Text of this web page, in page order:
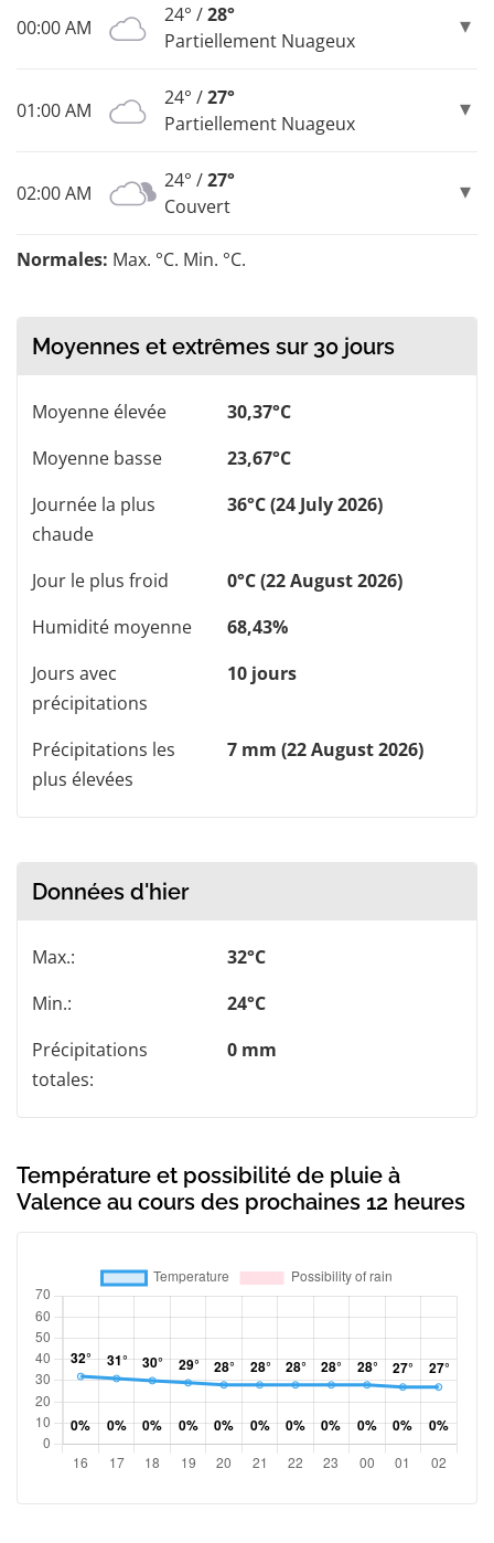
00:00 AM
24° /28°
Partiellement Nuageux
01:00 AM
24° /27°
Partiellement Nuageux
02:00 AM
24° /27°
Couvert
Normales: Max. °C. Min. °C.
Moyennes et extrêmes sur 30 jours
Moyenne élevée
30,37°C
Moyenne basse
23,67°C
Journée la plus
chaude
36°C (24 July 2026)
Jour le plus froid
0°C (22 August 2026)
Humidité moyenne
68,43%
Jours avec
précipitations
10 jours
Précipitations les
plus élevées
7 mm (22 August 2026)
Données d'hier
Max.:
32°C
Min.:
24°C
Précipitations
totales:
0 mm
Température et possibilité de pluie à
Valence au cours des prochaines 12 heures